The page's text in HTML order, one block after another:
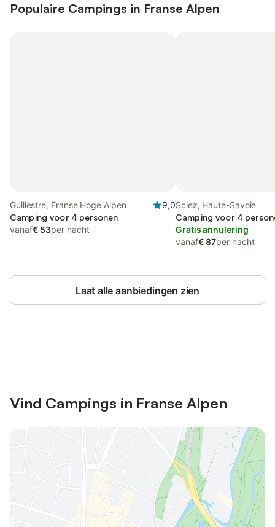
Populaire Campings in Franse Alpen
Guillestre, Franse Hoge Alpen
9,0
Camping voor 4 personen
vanaf€ 53per nacht
Sciez, Haute-Savoie
Camping voor 4
Gratis annulering
vanaf€ 87per nacht
Laat alle aanbiedingen zien
Vind Campings in Franse Alpen